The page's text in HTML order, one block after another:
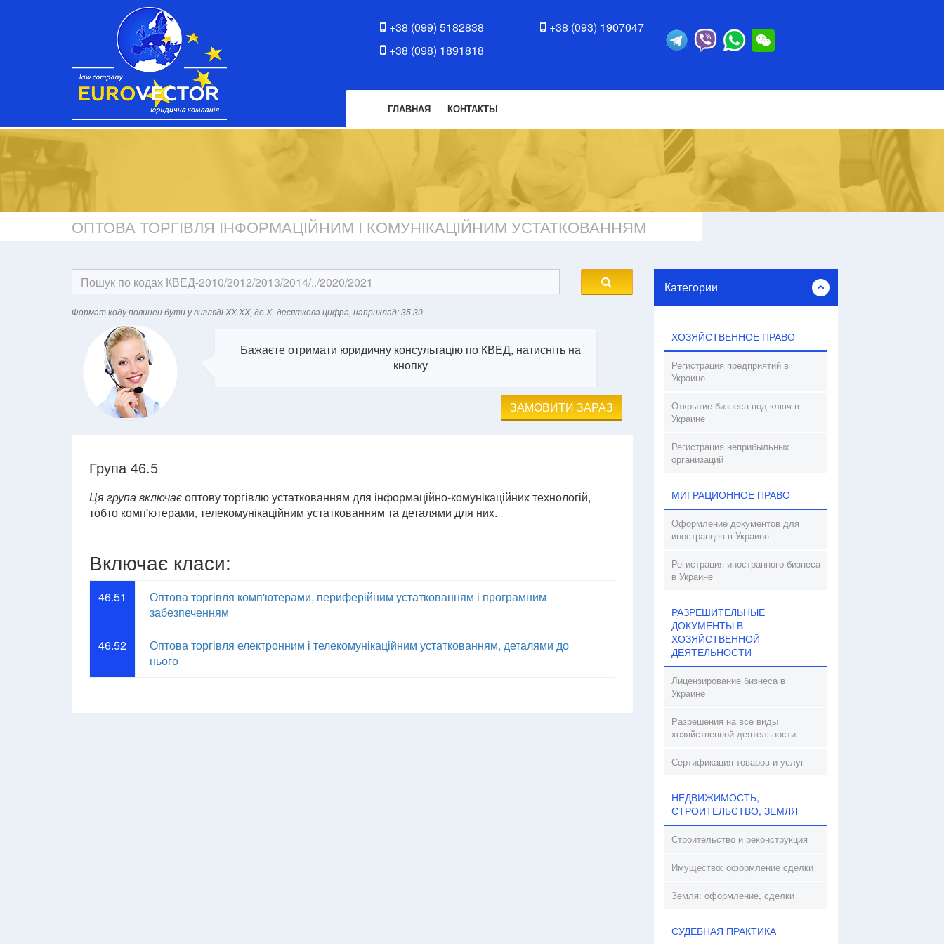
+38 (099) 5182838
+38 (098) 1891818
+38 (093) 1907047
ГЛАВНАЯ КОНТАКТЫ
ОПТОВА ТОРГІВЛЯ ІНФОРМАЦІЙНИМ І КОМУНІКАЦІЙНИМ УСТАТКОВАННЯМ
Формат кодy повинен бути у вигляді XX.XX, де X–десяткова цифра, наприклад: 35.30
Бажаєте отримати юридичну консультацію по КВЕД, натисніть на
кнопку
ЗАМОВИТИ ЗАРАЗ
Група 46.5
Ця група включаєоптову торгівлю устаткованням для інформаційно-комунікаційних технологій,
тобто комп'ютерами, телекомунікаційним устаткованням та деталями для них.
Включає класи:
46.51
Оптова торгівля комп'ютерами, периферійним устаткованням і програмним
забезпеченням
46.52
Оптова торгівля електронним і телекомунікаційним устаткованням, деталями до
нього
Категории
ХОЗЯЙСТВЕННОЕ ПРАВО
Регистрация предприятий в
Украине
Открытие бизнеса под ключ в
Украине
Регистрация неприбыльных
организаций
МИГРАЦИОННОЕ ПРАВО
Оформление документов для
иностранцев в Украине
Регистрация иностранного бизнеса
в Украине
РАЗРЕШИТЕЛЬНЫЕ
ДОКУМЕНТЫ В
ХОЗЯЙСТВЕННОЙ
ДЕЯТЕЛЬНОСТИ
Лицензирование бизнеса в
Украине
Разрешения на все виды
хозяйственной деятельности
Сертификация товаров и услуг
НЕДВИЖИМОСТЬ,
СТРОИТЕЛЬСТВО, ЗЕМЛЯ
Строительство и реконструкция
Имущество: оформление сделки
Земля: оформление, сделки
СУДЕБНАЯ ПРАКТИКА